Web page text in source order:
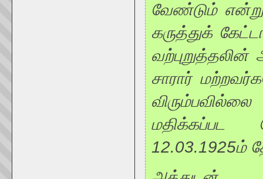
வேண்டும் என்று
கருத்துக்
வற்புறுத்தலின்
சாரார்
மதிக்கப்பட
12.03.1925ம்